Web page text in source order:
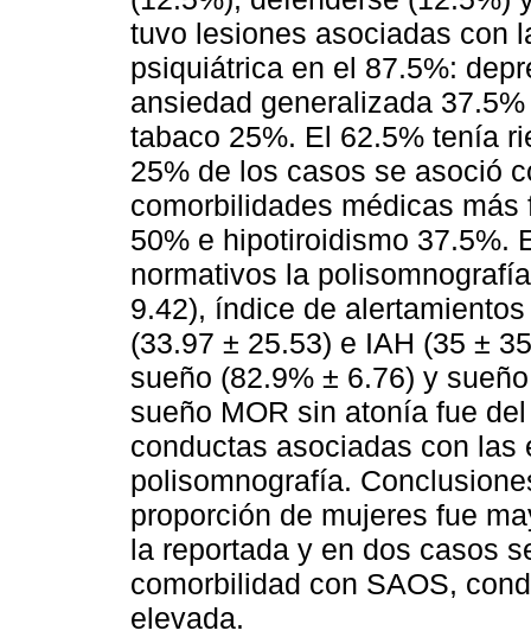
tuvo lesiones asociadas con
psiquiátrica en el 87.5%:
ansiedad generalizada
tabaco 25%. El 62.5% tenía
25% de los casos se asoció
comorbilidades médicas
50% e hipotiroidismo 37.5%.
normativos la
9.42), índice de
(33.97 ± 25.53) e IAH (35 ±
sueño (82.9% ± 6.76) y
sueño MOR sin atonía fue
conductas asociadas con las
polisomnografía.
proporción de mujeres fue
la reportada y en dos casos
comorbilidad con SAOS,
elevada.